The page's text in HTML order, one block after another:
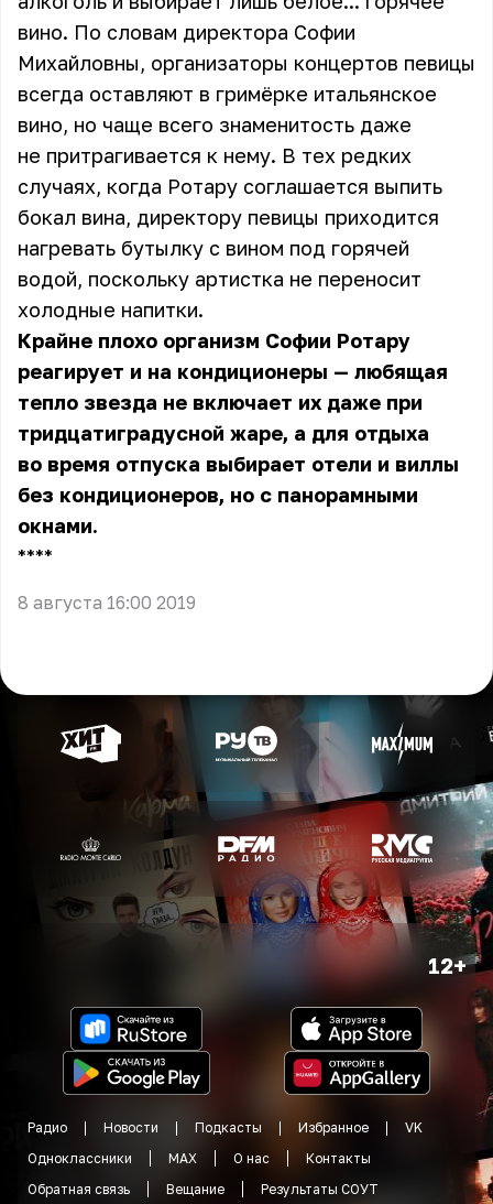
вино. По словам директора Софии
Михайловны, организаторы концертов певицы
всегда оставляют в гримёрке итальянское
вино, но чаще всего знаменитость даже
не притрагивается к нему. В тех редких
случаях, когда Ротару соглашается выпить
бокал вина, директору певицы приходится
нагревать бутылку с вином под горячей
водой, поскольку артистка не переносит
холодные напитки.
Крайне плохо организм Софии Ротару
реагирует и на кондиционеры — любящая
тепло звезда не включает их даже при
тридцатиградусной жаре, а для отдыха
во время отпуска выбирает отели и виллы
без кондиционеров, но с панорамными
окнами.
** **
8 августа 16:00 2019
12+
Радио Новости Подкасты Избранное
VK
Одноклассники
MAX О нас
Контакты
Обратная связь
Вещание Результаты СОУТ